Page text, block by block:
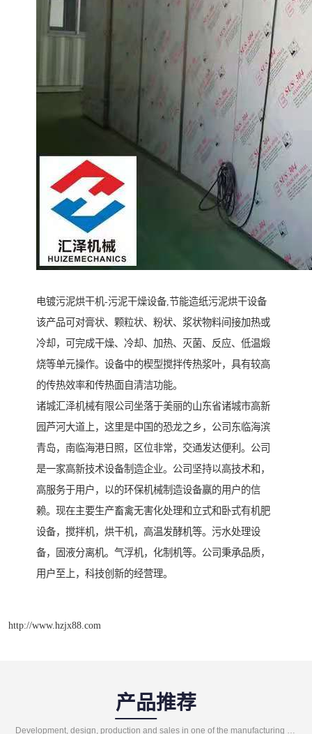
电镀污泥烘干机-污泥干燥设备,节能造纸污泥烘干设备
该产品可对膏状、颗粒状、粉状、浆状物料间接加热或
冷却，可完成干燥、冷却、加热、灭菌、反应、低温煅
烧等单元操作。设备中的楔型搅拌传热浆叶，具有较高
的传热效率和传热面自清洁功能。
诸城汇泽机械有限公司坐落于美丽的山东省诸城市高新
园芦河大道上，这里是中国的恐龙之乡，公司东临海滨
青岛，南临海港日照，区位非常，交通发达便利。公司
是一家高新技术设备制造企业。公司坚持以高技术和，
高服务于用户，以的环保机械制造设备赢的用户的信
赖。现在主要生产畜禽无害化处理和立式和卧式有机肥
设备，搅拌机，烘干机，高温发酵机等。污水处理设
备，固液分离机。气浮机，化制机等。公司秉承品质，
用户至上，科技创新的经营理。
http://www.hzjx88.com
产品推荐
Development, design, production and sales in one of the manufacturing enterprises